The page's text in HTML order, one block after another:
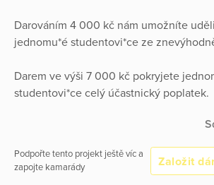
Darováním 4 000 kč nám umožníte
jednomu*é studentovi*ce ze
Darem ve výši 7 000 kč pokryjete
studentovi*ce celý účastnický poplatek.
Podpořte tento projekt ještě víc a
zapojte kamarády
Založit